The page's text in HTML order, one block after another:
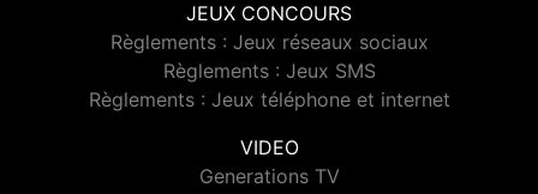
JEUX CONCOURS
Règlements : Jeux réseaux sociaux
Règlements : Jeux SMS
Règlements : Jeux téléphone et internet
VIDEO
Generations TV